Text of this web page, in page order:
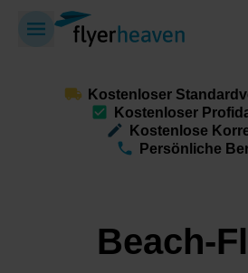
Kostenloser
Kostenloser
Kostenlose
Persönliche
Beach-